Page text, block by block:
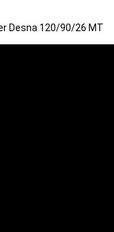
Desna 120/90/26 МТ